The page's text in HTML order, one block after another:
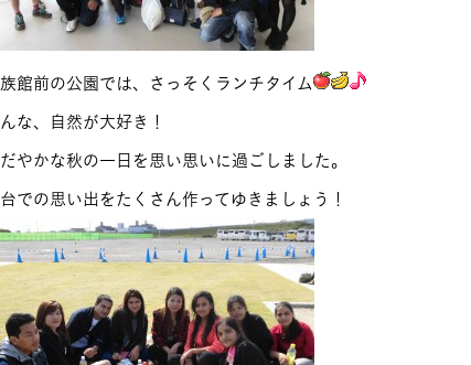
館前の公園では、さっそくランチタイム
な、自然が大好き！
やかな秋の一日を思い思いに過ごしました。
での思い出をたくさん作ってゆきましょう！